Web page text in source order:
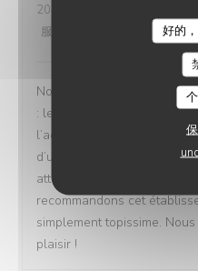
好的
2026-08-04
服务
菜单:5 /
Nous avons passé un
: les repas étaient
l’accueil d’une chaleur
d’une grande gentillesse,
attentions qui font vraiment
recommandons cet
simplement topissime.
plaisir !